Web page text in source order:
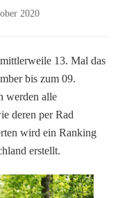
2020
13. Mal das
bis zum 09.
werden alle
deren per Rad
wird ein Ranking
erstellt.